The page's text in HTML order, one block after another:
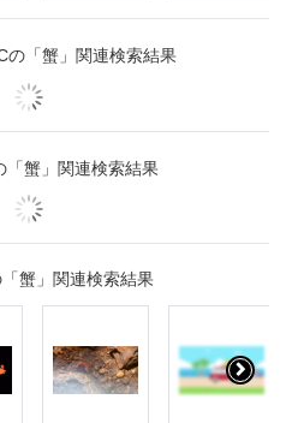
の「蟹」関連検索結果
「蟹」関連検索結果
蟹」関連検索結果